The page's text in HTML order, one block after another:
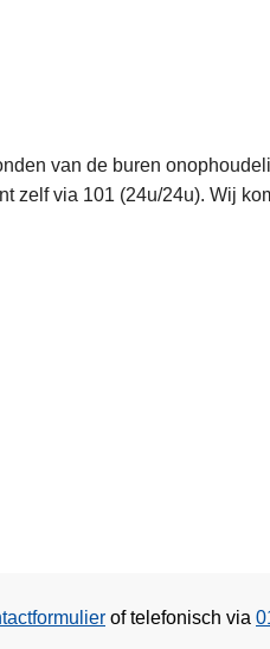
van de buren
zelf via 101 (24u/24u). Wij
oftelefonisch via